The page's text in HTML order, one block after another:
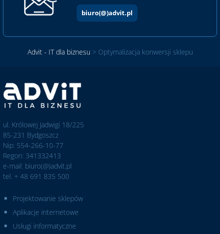
biuro(@)advit.pl
Advit - IT dla biznesu > Optymalizacja konwersji sklepu
ul. Królowej Jadwigi 18/225
85-231 Bydgoszcz
Nip: 554-266-10-77
Regon: 341332413
e-mail: biuro(@)advit.pl
tel. + 48 691 835 500
Projektowanie sklepów
Aplikacje internetowe
Usługi informatyczne